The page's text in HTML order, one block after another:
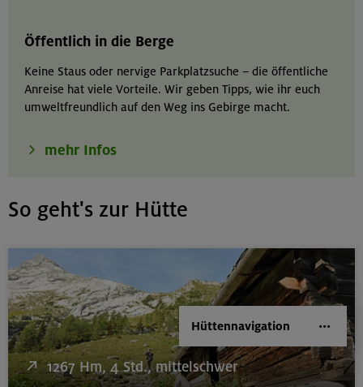
Hüttennavigation
Öffentlich in die Berge
Keine Staus oder nervige Parkplatzsuche – die öffentliche
Anreise hat viele Vorteile. Wir geben Tipps, wie ihr euch
umweltfreundlich auf den Weg ins Gebirge macht.
mehr Infos
So geht's zur Hütte
1267 Hm, 4 Std., mittelschwer